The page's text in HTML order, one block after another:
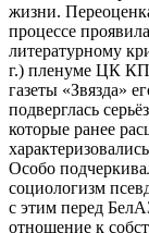
жизни.
процессе
литературному
г.) пленуме ЦК
газеты «Звязда»
подверглась
которые ранее
Особо
социологизм
с этим перед
отношение к